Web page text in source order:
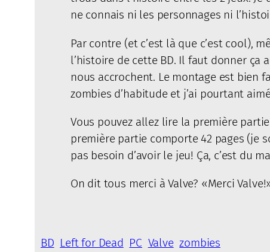
ne connais ni les personnages ni
Par contre (et c’est là que c’est cool),
l’histoire de cette BD. Il faut donner
nous accrochent. Le montage est bien
zombies d’habitude et j’ai pourtant
Vous pouvez allez lire la première
première partie comporte 42 pages (je
pas besoin d’avoir le jeu! Ça, c’est du
On dit tous merci à Valve? «Merci
BD Left for Dead PC Valve zombies